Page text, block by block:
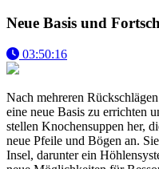
Neue Basis und
03:50:16
Nach mehreren
eine neue Basis zu errichten
stellen Knochensuppen her,
neue Pfeile und Bögen an.
Insel, darunter ein